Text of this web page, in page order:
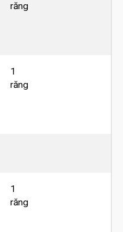
răng
1
răng
1
răng